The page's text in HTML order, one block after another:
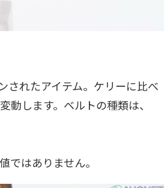
されたアイテム。ケリーに比べ
動します。ベルトの種類は、
はありません。